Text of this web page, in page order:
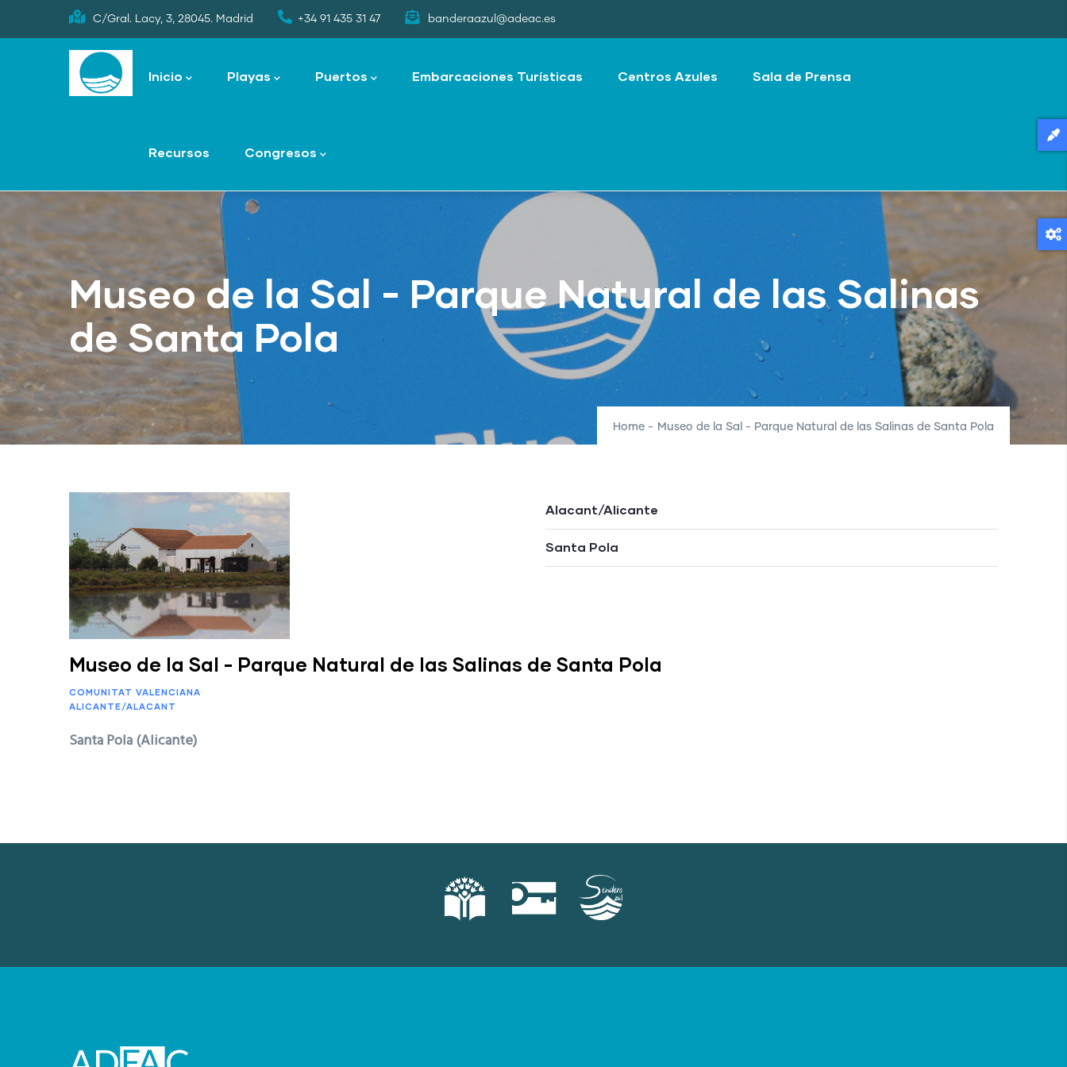
to
C/Gral. Lacy, 3, 28045. Madrid +34 91 435 31 47 banderaazul@adeac.es
navigation
Inicio Playas Puertos Embarcaciones Turísticas Centros Azules Sala de Prensa
Recursos Congresos
Museo de la Sal - Parque Natural de las Salinas
de Santa Pola
Home - Museo de la Sal - Parque Natural de las Salinas de Santa Pola
Alacant/Alicante
Santa Pola
Museo de la Sal - Parque Natural de las Salinas de Santa Pola
COMUNITAT VALENCIANA
ALICANTE/ALACANT
Santa Pola (Alicante)